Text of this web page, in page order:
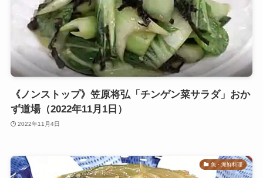
《ノンストップ》笠原将弘「チンゲン菜サラダ」おか
ず道場（2022年11月1日）
2022年11月4日
魚・海鮮料理